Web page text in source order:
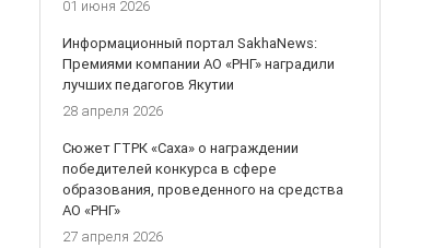
01 июня 2026
Информационный портал SakhaNews:
Премиями компании АО «РНГ» наградили
лучших педагогов Якутии
28 апреля 2026
Сюжет ГТРК «Саха» о награждении
победителей конкурса в сфере
образования, проведенного на средства
АО «РНГ»
27 апреля 2026